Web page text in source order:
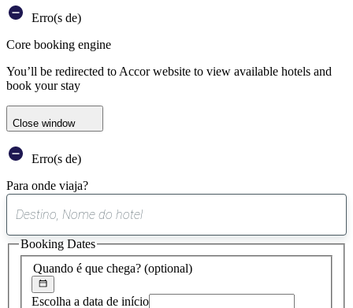
Erro(s de)
Core booking engine
You’ll be redirected to Accor website to view available hotels and
book your stay
Close window
Erro(s de)
Para onde viaja?
sugestão
encontrada
Quando é que chega? (optional)
Escolha a data de início
Booking Dates